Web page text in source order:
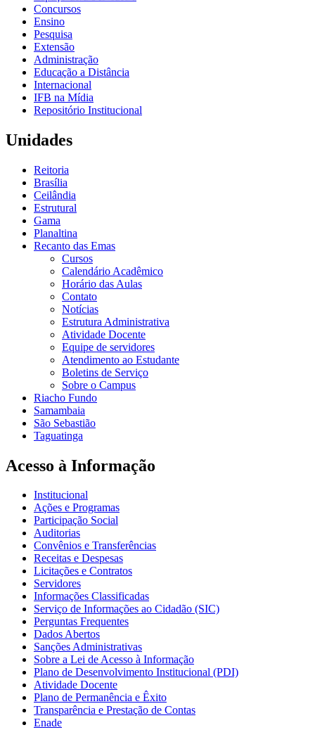
Concursos
Ensino
Pesquisa
Extensão
Administração
Educação a Distância
Internacional
IFB na Mídia
Repositório Institucional
Unidades
Reitoria
Brasília
Ceilândia
Estrutural
Gama
Planaltina
Recanto das Emas
Cursos
Calendário Acadêmico
Horário das Aulas
Contato
Notícias
Estrutura Administrativa
Atividade Docente
Equipe de servidores
Atendimento ao Estudante
Boletins de Serviço
Sobre o Campus
Riacho Fundo
Samambaia
São Sebastião
Taguatinga
Acesso à Informação
Institucional
Ações e Programas
Participação Social
Auditorias
Convênios e Transferências
Receitas e Despesas
Licitações e Contratos
Servidores
Informações Classificadas
Serviço de Informações ao Cidadão (SIC)
Perguntas Frequentes
Dados Abertos
Sanções Administrativas
Sobre a Lei de Acesso à Informação
Plano de Desenvolvimento Institucional (PDI)
Atividade Docente
Plano de Permanência e Êxito
Transparência e Prestação de Contas
Enade